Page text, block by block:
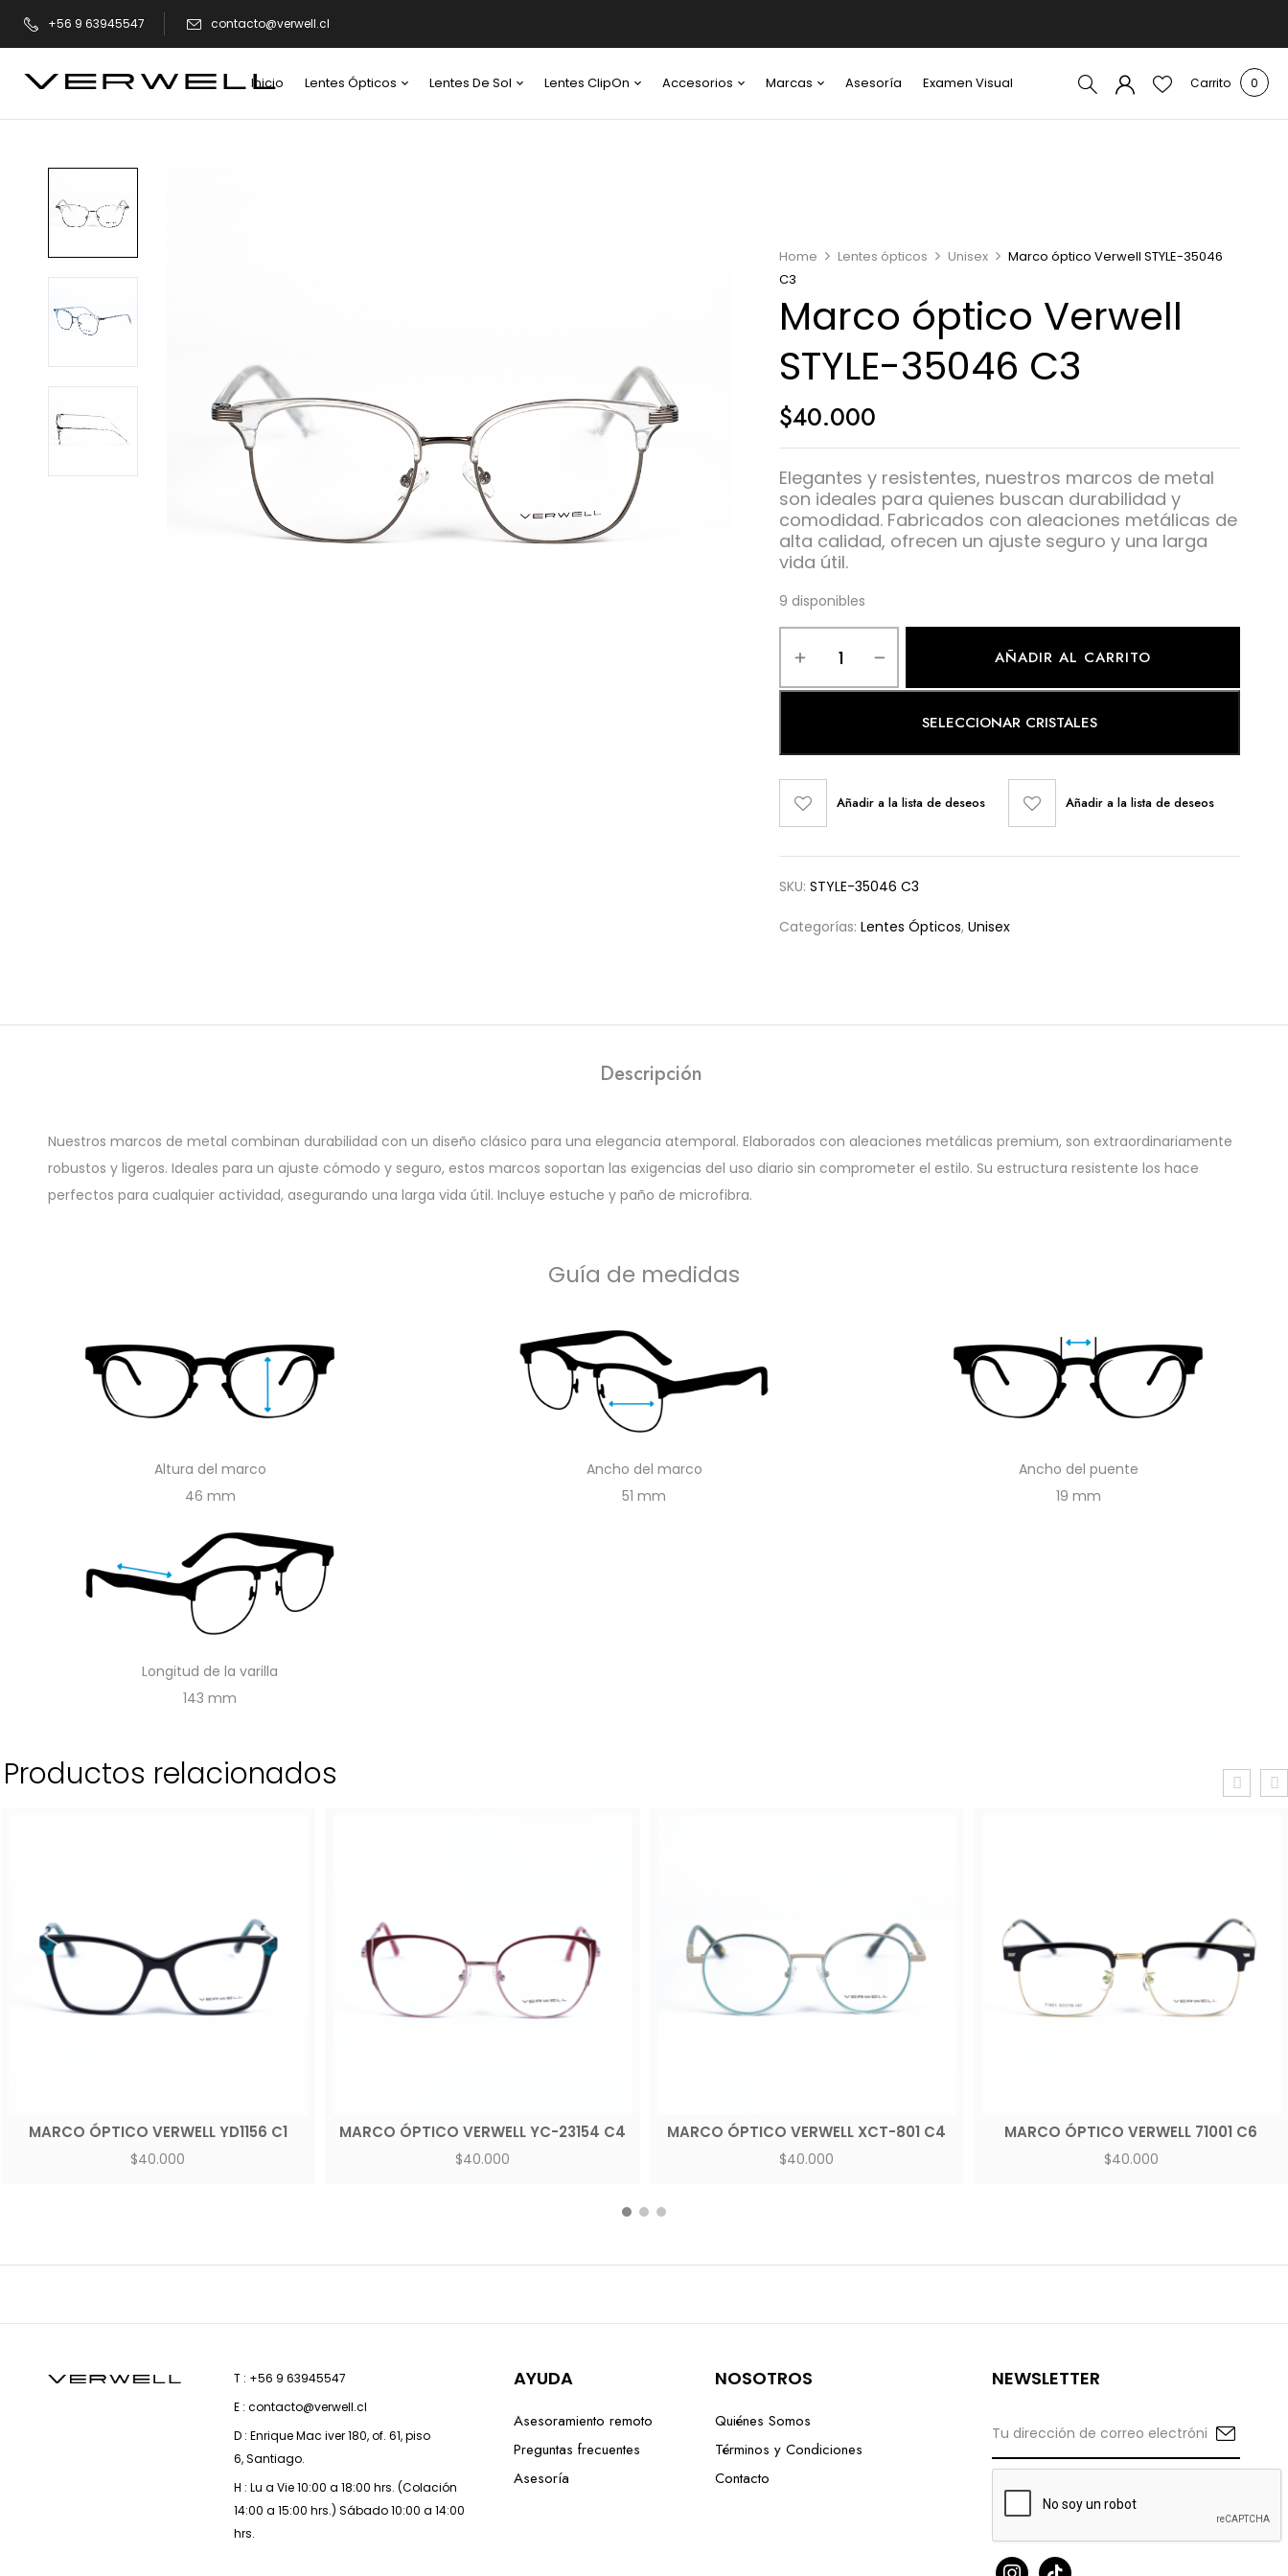
+56 9 63945547 contacto@verwell.cl
Inicio Lentes Ópticos Lentes De Sol Lentes ClipOn Accesorios Marcas Asesoría Examen Visual Carrito 0
Home Lentes ópticos Unisex
Marco óptico Verwell STYLE-35046
C3
Marco óptico Verwell
STYLE-35046 C3
$40.000
Elegantes y resistentes, nuestros marcos de metal
son ideales para quienes buscan durabilidad y
comodidad. Fabricados con aleaciones metálicas de
alta calidad, ofrecen un ajuste seguro y una larga
vida útil.
9 disponibles
AÑADIR AL CARRITO
SELECCIONAR CRISTALES
Añadir a la lista de deseos Añadir a la lista de deseos
SKU:STYLE-35046 C3
Categorías:Lentes Ópticos,Unisex
Descripción
Nuestros marcos de metal combinan durabilidad con un diseño clásico para una elegancia atemporal. Elaborados con aleaciones metálicas premium, son extraordinariamente
robustos y ligeros. Ideales para un ajuste cómodo y seguro, estos marcos soportan las exigencias del uso diario sin comprometer el estilo. Su estructura resistente los hace
perfectos para cualquier actividad, asegurando una larga vida útil. Incluye estuche y paño de microfibra.
Guía de medidas
Altura del marco
46
Ancho del marco
51
Ancho del puente
19
Longitud de la varilla
143
Productos relacionados
MARCO ÓPTICO VERWELL YD1156 C1
$40.000
MARCO ÓPTICO VERWELL YC-23154 C4
$40.000
MARCO ÓPTICO VERWELL XCT-801 C4
$40.000
MARCO ÓPTICO VERWELL 71001 C6
$40.000
T : +56 9 63945547
E : contacto@verwell.cl
D : Enrique Mac iver 180, of. 61, piso
6, Santiago.
H : Lu a Vie 10:00 a 18:00 hrs. (Colación
14:00 a 15:00 hrs.) Sábado 10:00 a 14:00
hrs.
AYUDA
Asesoramiento remoto
Preguntas frecuentes
Asesoría
NOSOTROS
Quiénes Somos
Términos y Condiciones
Contacto
NEWSLETTER